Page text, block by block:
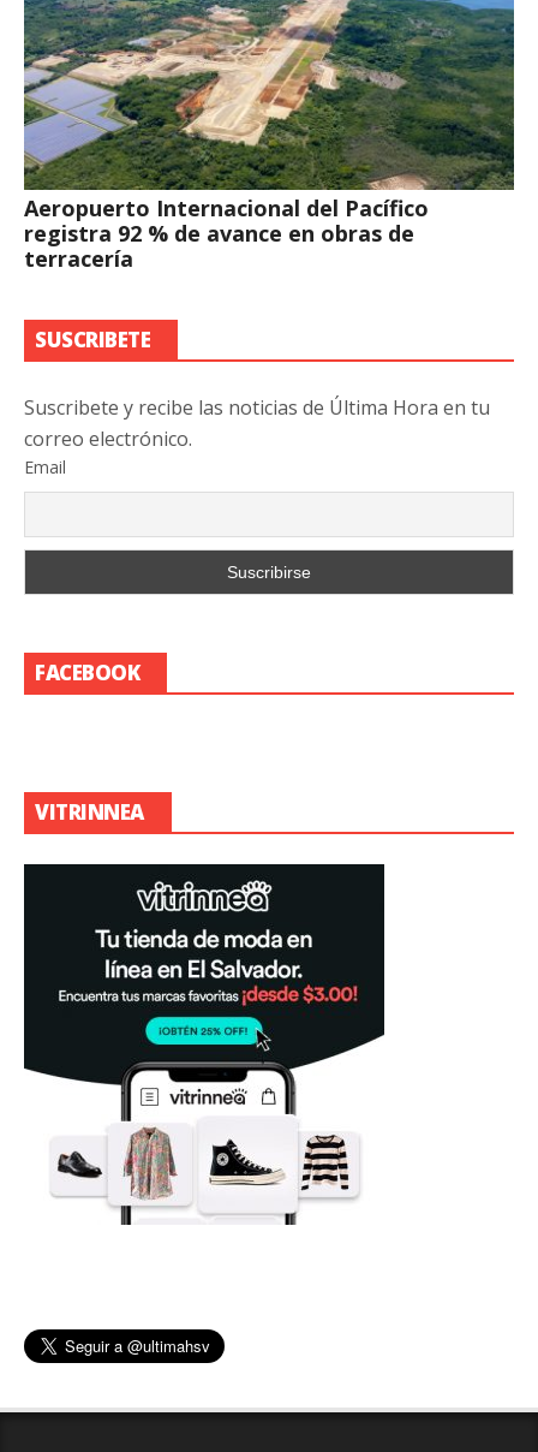
Aeropuerto Internacional del Pacífico
registra 92 % de avance en obras de
terracería
SUSCRIBETE
Suscribete y recibe las noticias de Última Hora en tu
correo electrónico.
Email
FACEBOOK
VITRINNEA